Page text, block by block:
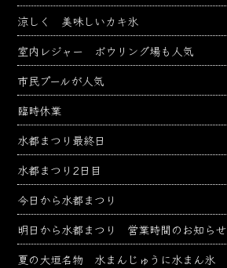
涼しく 美味しいカキ氷
室内レジャー ボウリング場も人気
市民プールが人気
臨時休業
水都まつり最終日
水都まつり2日目
今日から水都まつり
明日から水都まつり 営業時間のお知らせ
夏の大垣名物 水まんじゅうに水まん氷